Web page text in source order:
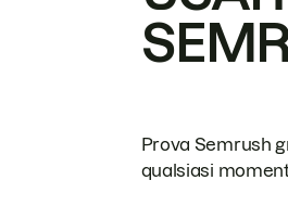
Prova Semrush
qualsiasi